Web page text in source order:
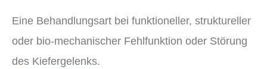
Eine Behandlungsart bei funktioneller, struktureller
oder bio-mechanischer Fehlfunktion oder Störung
des Kiefergelenks.